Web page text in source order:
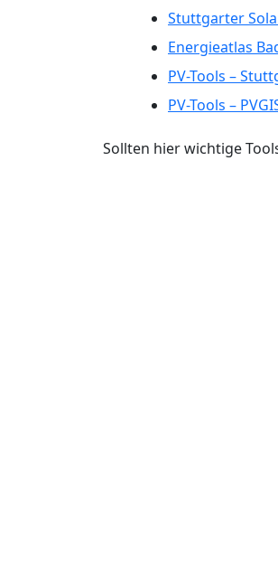
Stuttgarter
Energieatlas
PV-Tools –
PV-Tools –
Sollten hier wichtige